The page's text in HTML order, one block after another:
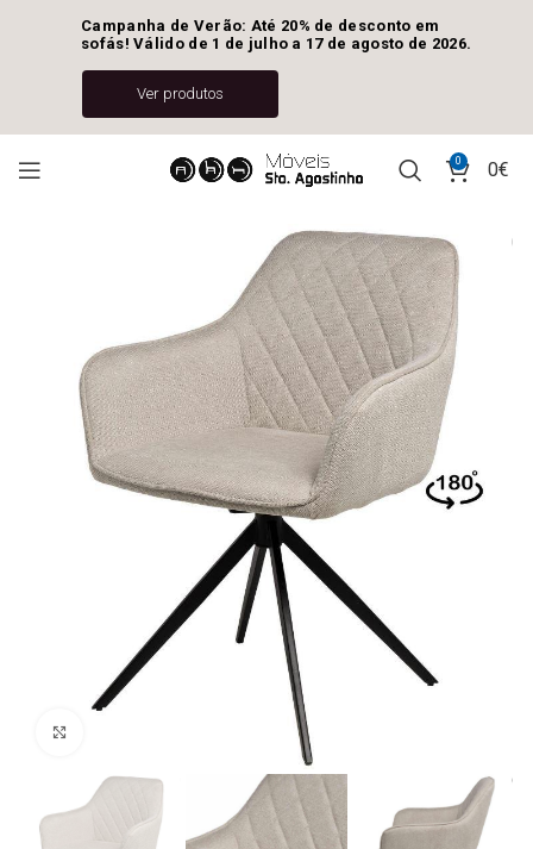
0 0€
Campanha de Verão: Até 20% de desconto em
sofás! Válido de 1 de julho a 17 de agosto de 2026.
Ver produtos